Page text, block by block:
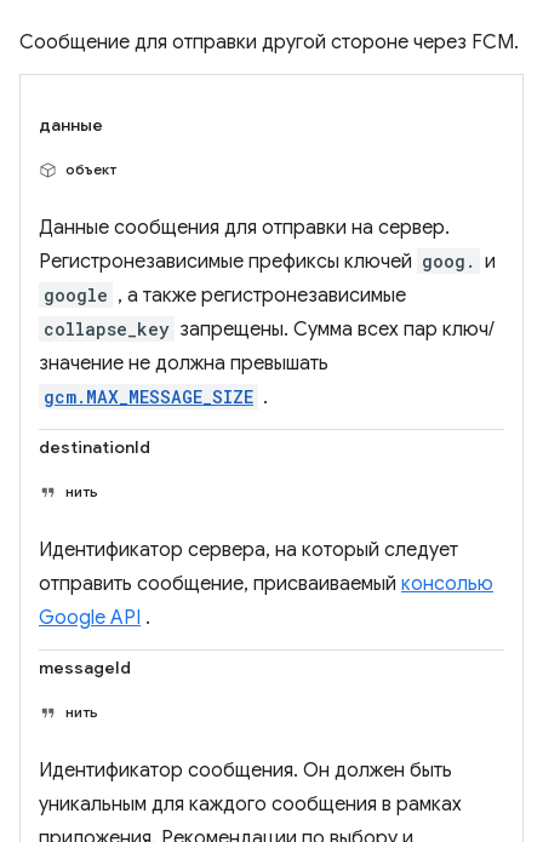
Сообщение для отправки другой стороне через FCM.
данные
объект
Данные сообщения для отправки на сервер.
Регистронезависимые префиксы ключей goog. и
google , а также регистронезависимые
collapse_key запрещены. Сумма всех пар ключ/
значение не должна превышать
gcm.MAX_MESSAGE_SIZE .
destinationId
нить
Идентификатор сервера, на который следует
отправить сообщение, присваиваемый консолью
Google API .
messageId
нить
Идентификатор сообщения. Он должен быть
уникальным для каждого сообщения в рамках